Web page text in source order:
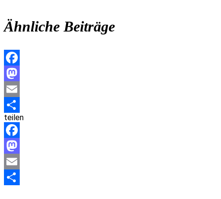
Ähnliche Beiträge
Facebook
Mastodon
Email
Teilen
teilen
Facebook
Mastodon
Email